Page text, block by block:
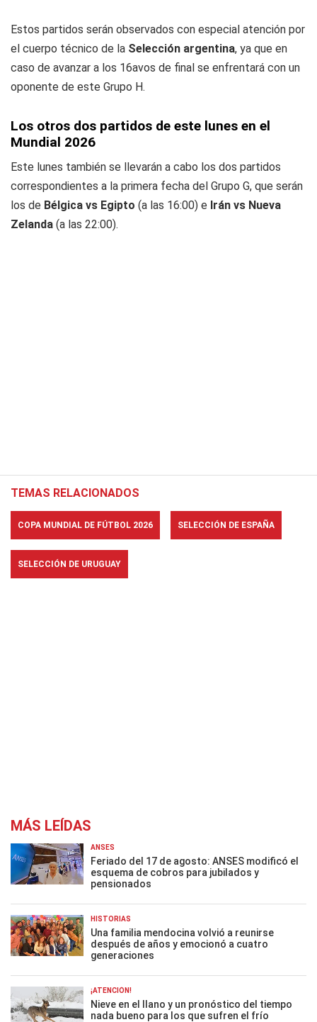
Estos partidos serán observados con especial atención por
el cuerpo técnico de la Selección argentina, ya que en
caso de avanzar a los 16avos de final se enfrentará con un
oponente de este Grupo H.
Los otros dos partidos de este lunes en el
Mundial 2026
Este lunes también se llevarán a cabo los dos partidos
correspondientes a la primera fecha del Grupo G, que serán
los de Bélgica vs Egipto (a las 16:00) e Irán vs Nueva
Zelanda (a las 22:00).
TEMAS RELACIONADOS
COPA MUNDIAL DE FÚTBOL 2026 SELECCIÓN DE ESPAÑA
SELECCIÓN DE URUGUAY
MÁS LEÍDAS
ANSES
Feriado del 17 de agosto: ANSES modificó el
esquema de cobros para jubilados y
pensionados
HISTORIAS
Una familia mendocina volvió a reunirse
después de años y emocionó a cuatro
generaciones
¡ATENCIÓN!
Nieve en el llano y un pronóstico del tiempo
nada bueno para los que sufren el frío